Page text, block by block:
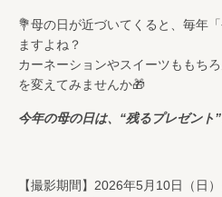
💐母の日が近づいてくると、毎年
ますよね？
カーネーションやスイーツももち
を変えてみませんか🎁
今年の母の日は、“残るプレゼント”
【撮影期間】2026年5月10日（日